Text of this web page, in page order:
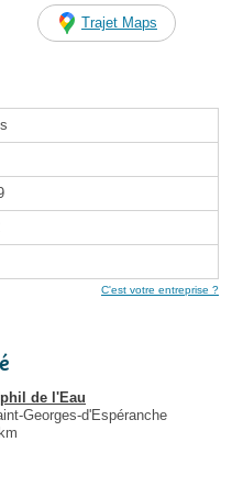
Trajet Maps
C'est votre entreprise ?
de l'Eau
Georges-d'Espéranche